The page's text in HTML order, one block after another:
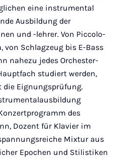
eine instrumental
Ausbildung der
und -lehrer. Von Piccolo-
von Schlagzeug bis E-Bass
nahezu jedes Orchester-
studiert werden,
die Eignungsprüfung.
des
Dozent für Klavier im
Mixtur aus
Epochen und Stilistiken